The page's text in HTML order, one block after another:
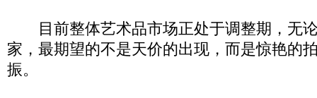
目前整体艺术品市场正处于调整期，无
家，最期望的不是天价的出现，而是惊艳的
振。